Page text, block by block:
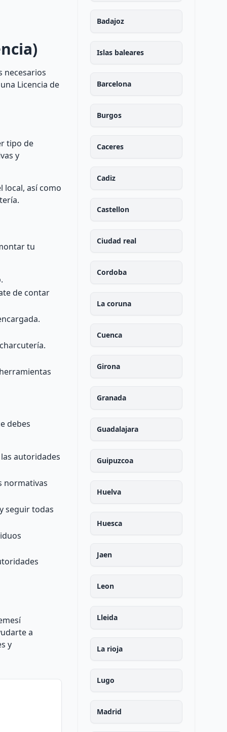
necesarios
Licencia de
tipo de
y
local, así como
tu
de contar
debes
autoridades
normativas
seguir todas
a
y
Badajoz
Islas baleares
Barcelona
Burgos
Caceres
Cadiz
Castellon
Ciudad real
Cordoba
La coruna
Cuenca
Girona
Granada
Guadalajara
Guipuzcoa
Huelva
Huesca
Jaen
Leon
Lleida
La rioja
Lugo
Madrid